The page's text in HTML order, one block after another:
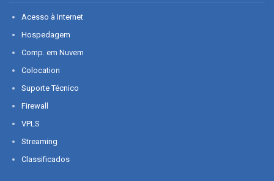
Acesso à Internet
Hospedagem
Comp. em Nuvem
Colocation
Suporte Técnico
Firewall
VPLS
Streaming
Classificados